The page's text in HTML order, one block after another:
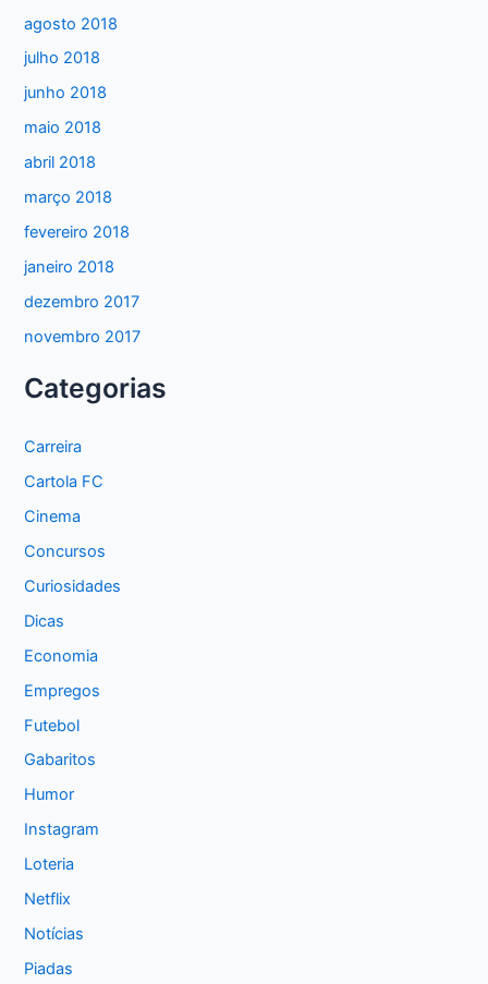
agosto 2018
julho 2018
junho 2018
maio 2018
abril 2018
março 2018
fevereiro 2018
janeiro 2018
dezembro 2017
novembro 2017
Categorias
Carreira
Cartola FC
Cinema
Concursos
Curiosidades
Dicas
Economia
Empregos
Futebol
Gabaritos
Humor
Instagram
Loteria
Netflix
Notícias
Piadas